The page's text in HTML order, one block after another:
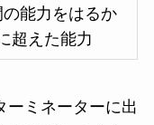
の能力をはるか
超えた能力
ーミネーターに出